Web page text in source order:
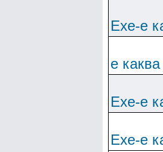
Ехе-е
е
Ехе-е
Ехе-е